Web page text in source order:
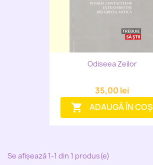
Odiseea Zeilor
35,00 lei
shopping_cart ADAUGĂ ÎN COȘ
Se afișează 1-1 din 1 produs(e)